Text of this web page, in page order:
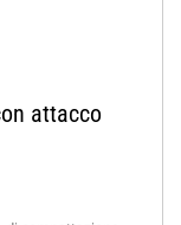
attacco